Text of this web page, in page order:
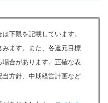
下限を記載しています。
みます。また、各還元目標
合があります。正確な表
方針、中期経営計画など